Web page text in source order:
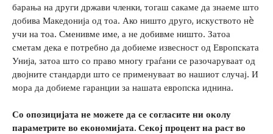
барања на други држави членки, тогаш сакаме да знаеме што
добива Македонија од тоа. Ако ништо друго, искуството нè
учи на тоа. Сменивме име, а не добивме ништо. Затоа
сметам дека е потребно да добиеме извесност од Европската
Унија, затоа што со право многу граѓани се разочаруваат од
двојните стандарди што се применуваат во нашиот случај. И
мора да добиеме гаранции за нашата европска иднина.
Со опозицијата не можете да се согласите ни околу
параметрите во економијата. Секој процент на раст во